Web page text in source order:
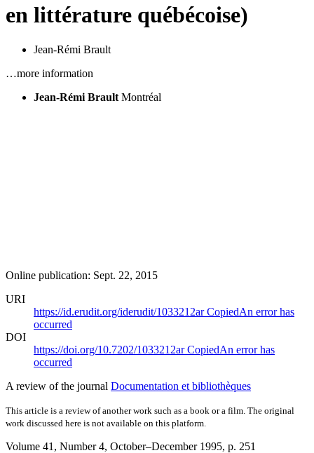
en littérature québécoise)
Jean-Rémi Brault
…more information
Jean-Rémi Brault Montréal
Online publication: Sept. 22, 2015
URI
https://id.erudit.org/iderudit/1033212arCopiedAn error has
occurred
DOI
https://doi.org/10.7202/1033212arCopiedAn error has
occurred
A review of the journal Documentation et bibliothèques
This article is a review of another work such as a book or a film. The original
work discussed here is not available on this platform.
Volume 41, Number 4, October–December 1995, p. 251